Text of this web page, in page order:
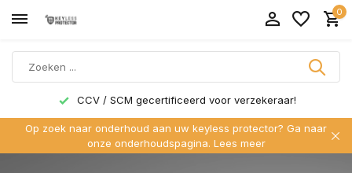
0
CCV / SCM gecertificeerd voor verzekeraar!
Op zoek naar onderhoud aan uw keyless protector? Ga naar
onze onderhoudspagina. Lees meer